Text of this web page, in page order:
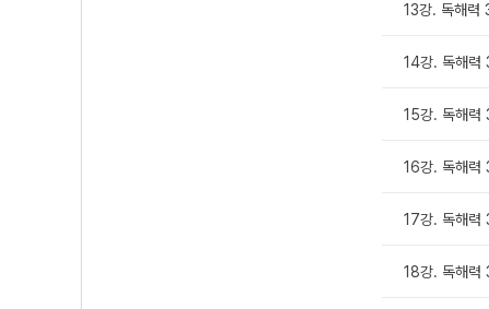
13강. 독해력
14강. 독해력
15강. 독해력
16강. 독해력
17강. 독해력
18강. 독해력